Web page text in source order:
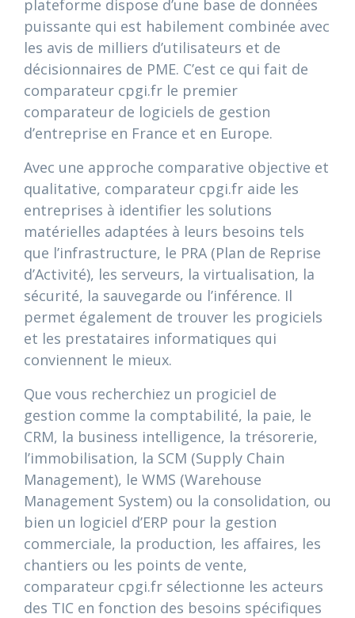
plateforme dispose d’une base de données
puissante qui est habilement combinée avec
les avis de milliers d’utilisateurs et de
décisionnaires de PME. C’est ce qui fait de
comparateur cpgi.fr le premier
comparateur de logiciels de gestion
d’entreprise en France et en Europe.
Avec une approche comparative objective et
qualitative, comparateur cpgi.fr aide les
entreprises à identifier les solutions
matérielles adaptées à leurs besoins tels
que l’infrastructure, le PRA (Plan de Reprise
d’Activité), les serveurs, la virtualisation, la
sécurité, la sauvegarde ou l’inférence. Il
permet également de trouver les progiciels
et les prestataires informatiques qui
conviennent le mieux.
Que vous recherchiez un progiciel de
gestion comme la comptabilité, la paie, le
CRM, la business intelligence, la trésorerie,
l’immobilisation, la SCM (Supply Chain
Management), le WMS (Warehouse
Management System) ou la consolidation, ou
bien un logiciel d’ERP pour la gestion
commerciale, la production, les affaires, les
chantiers ou les points de vente,
comparateur cpgi.fr sélectionne les acteurs
des TIC en fonction des besoins spécifiques